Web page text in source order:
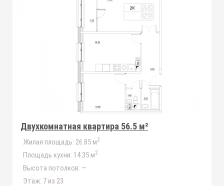
Двухкомнатная квартира 56.5 м²
Жилая площадь: 26.85 м2
Площадь кухни: 14.35 м2
Высота потолков: —
Этаж: 7 из 23